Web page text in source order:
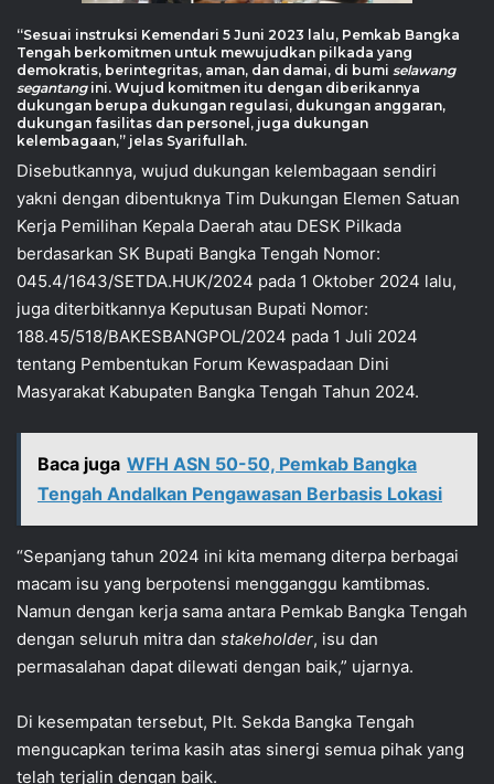
“Sesuai instruksi Kemendari 5 Juni 2023 lalu, Pemkab Bangka
Tengah berkomitmen untuk mewujudkan pilkada yang
demokratis, berintegritas, aman, dan damai, di bumi selawang
segantangini. Wujud komitmen itu dengan diberikannya
dukungan berupa dukungan regulasi, dukungan anggaran,
dukungan fasilitas dan personel, juga dukungan
kelembagaan,” jelas Syarifullah.
Disebutkannya, wujud dukungan kelembagaan sendiri
yakni dengan dibentuknya Tim Dukungan Elemen Satuan
Kerja Pemilihan Kepala Daerah atau DESK Pilkada
berdasarkan SK Bupati Bangka Tengah Nomor:
045.4/1643/SETDA.HUK/2024 pada 1 Oktober 2024 lalu,
juga diterbitkannya Keputusan Bupati Nomor:
188.45/518/BAKESBANGPOL/2024 pada 1 Juli 2024
tentang Pembentukan Forum Kewaspadaan Dini
Masyarakat Kabupaten Bangka Tengah Tahun 2024.
Baca juga WFH ASN 50-50, Pemkab Bangka
Tengah Andalkan Pengawasan Berbasis Lokasi
“Sepanjang tahun 2024 ini kita memang diterpa berbagai
macam isu yang berpotensi mengganggu kamtibmas.
Namun dengan kerja sama antara Pemkab Bangka Tengah
dengan seluruh mitra dan stakeholder, isu dan
permasalahan dapat dilewati dengan baik,” ujarnya.
Di kesempatan tersebut, Plt. Sekda Bangka Tengah
mengucapkan terima kasih atas sinergi semua pihak yang
telah terjalin dengan baik.